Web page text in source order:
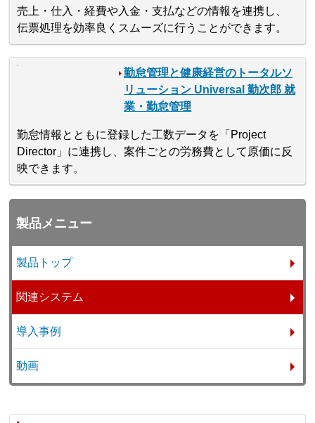
売上・仕入・経費や入金・支払などの情報を連携し、
伝票処理を効率良くスムーズに行うことができます。
勤怠管理と健康経営のトータルソ
リューション Universal 勤次郎 就
業・勤怠管理
勤怠情報とともに登録した工数データを「Project
Director」に連携し、案件ごとの労務費として原価に反
映できます。
製品メニュー
製品トップ
関連システム
導入事例
動画